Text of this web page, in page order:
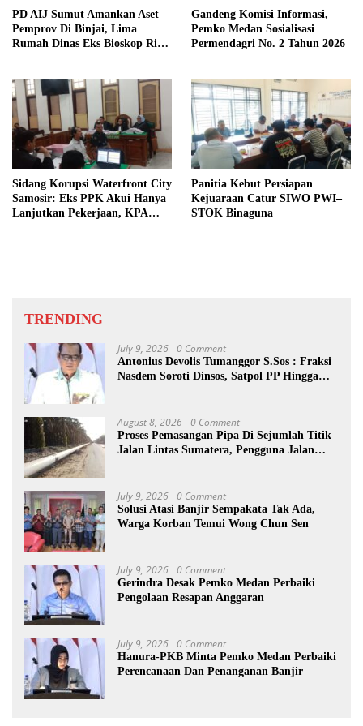
PD AIJ Sumut Amankan Aset
Pemprov Di Binjai, Lima
Rumah Dinas Eks Bioskop Ria
Gandeng Komisi Informasi,
Pemko Medan Sosialisasi
Permendagri No. 2 Tahun 2026
Sidang Korupsi Waterfront City
Samosir: Eks PPK Akui Hanya
Lanjutkan Pekerjaan, KPA
Panitia Kebut Persiapan
Kejuaraan Catur SIWO PWI–
STOK Binaguna
TRENDING
July 9, 2026 0 Comment
Antonius Devolis Tumanggor S.Sos : Fraksi
Nasdem Soroti Dinsos, Satpol PP Hingga
August 8, 2026 0 Comment
Proses Pemasangan Pipa Di Sejumlah Titik
Jalan Lintas Sumatera, Pengguna Jalan
July 9, 2026 0 Comment
Solusi Atasi Banjir Sempakata Tak Ada,
Warga Korban Temui Wong Chun Sen
July 9, 2026 0 Comment
Gerindra Desak Pemko Medan Perbaiki
Pengolaan Resapan Anggaran
July 9, 2026 0 Comment
Hanura-PKB Minta Pemko Medan Perbaiki
Perencanaan Dan Penanganan Banjir